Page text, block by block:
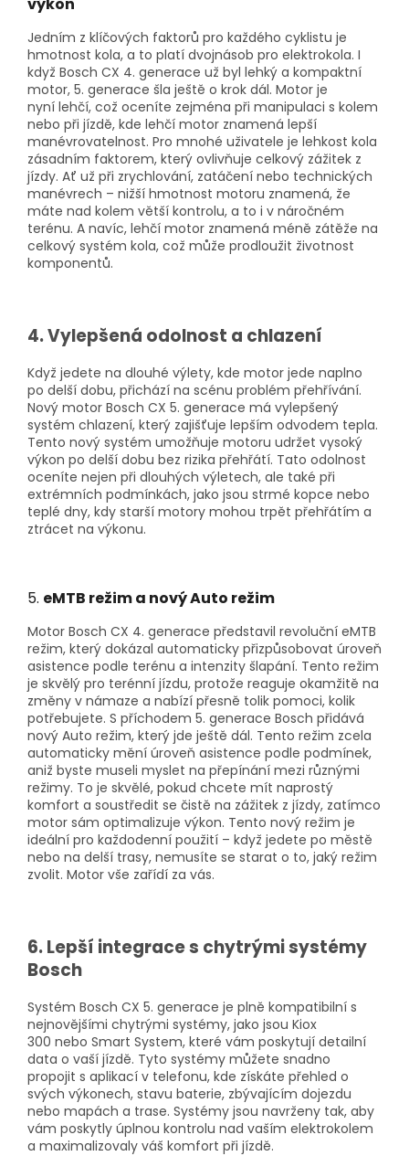
Jedním z klíčových faktorů pro každého cyklistu je
hmotnost kola, a to platí dvojnásob pro elektrokola. I
když Bosch CX 4. generace už byl lehký a kompaktní
motor, 5. generace šla ještě o krok dál. Motor je
nyní lehčí, což oceníte zejména při manipulaci s kolem
nebo při jízdě, kde lehčí motor znamená lepší
manévrovatelnost. Pro mnohé uživatele je lehkost kola
zásadním faktorem, který ovlivňuje celkový zážitek z
jízdy. Ať už při zrychlování, zatáčení nebo technických
manévrech – nižší hmotnost motoru znamená, že
máte nad kolem větší kontrolu, a to i v náročném
terénu. A navíc, lehčí motor znamená méně zátěže na
celkový systém kola, což může prodloužit životnost
komponentů.
4. Vylepšená odolnost a chlazení
Když jedete na dlouhé výlety, kde motor jede naplno
po delší dobu, přichází na scénu problém přehřívání.
Nový motor Bosch CX 5. generace má vylepšený
systém chlazení, který zajišťuje lepším odvodem tepla.
Tento nový systém umožňuje motoru udržet vysoký
výkon po delší dobu bez rizika přehřátí. Tato odolnost
oceníte nejen při dlouhých výletech, ale také při
extrémních podmínkách, jako jsou strmé kopce nebo
teplé dny, kdy starší motory mohou trpět přehřátím a
ztrácet na výkonu.
5. eMTB režim a nový Auto režim
Motor Bosch CX 4. generace představil revoluční eMTB
režim, který dokázal automaticky přizpůsobovat úroveň
asistence podle terénu a intenzity šlapání. Tento režim
je skvělý pro terénní jízdu, protože reaguje okamžitě na
změny v námaze a nabízí přesně tolik pomoci, kolik
potřebujete. S příchodem 5. generace Bosch přidává
nový Auto režim, který jde ještě dál. Tento režim zcela
automaticky mění úroveň asistence podle podmínek,
aniž byste museli myslet na přepínání mezi různými
režimy. To je skvělé, pokud chcete mít naprostý
komfort a soustředit se čistě na zážitek z jízdy, zatímco
motor sám optimalizuje výkon. Tento nový režim je
ideální pro každodenní použití – když jedete po městě
nebo na delší trasy, nemusíte se starat o to, jaký režim
zvolit. Motor vše zařídí za vás.
6. Lepší integrace s chytrými systémy
Bosch
Systém Bosch CX 5. generace je plně kompatibilní s
nejnovějšími chytrými systémy, jako jsou Kiox
300 nebo Smart System, které vám poskytují detailní
data o vaší jízdě. Tyto systémy můžete snadno
propojit s aplikací v telefonu, kde získáte přehled o
svých výkonech, stavu baterie, zbývajícím dojezdu
nebo mapách a trase. Systémy jsou navrženy tak, aby
vám poskytly úplnou kontrolu nad vaším elektrokolem
a maximalizovaly váš komfort při jízdě.